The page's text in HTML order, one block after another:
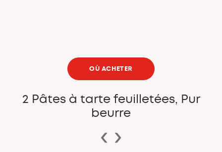
OÙ ACHETER
2 Pâtes à tarte feuilletées, Pur
beurre
‹ ›